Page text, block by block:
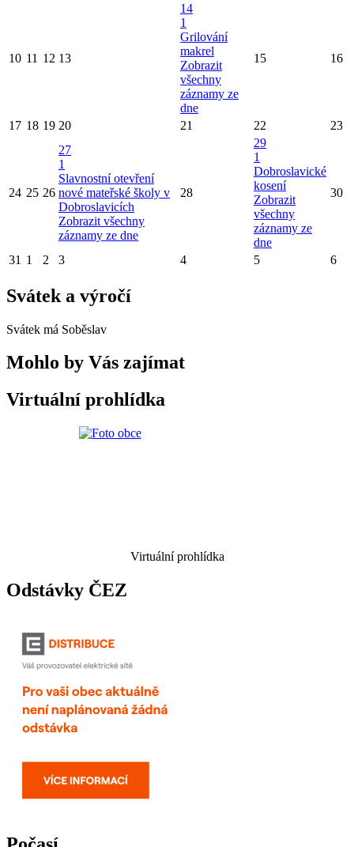
10 11 12 13
14
1
Grilování
makrel
Zobrazit
všechny
záznamy ze
dne
15 16
17 18 19 20 21 22 23
24 25 26
27
1
Slavnostní otevření
nové mateřské školy v
Dobroslavicích
Zobrazit všechny
záznamy ze dne
28
29
1
Dobroslavické
kosení
Zobrazit
všechny
záznamy ze
dne
30
31 1 2 3 4 5 6
Svátek a výročí
Svátek má Soběslav
Mohlo by Vás zajímat
Virtuální prohlídka
Virtuální prohlídka
Odstávky ČEZ